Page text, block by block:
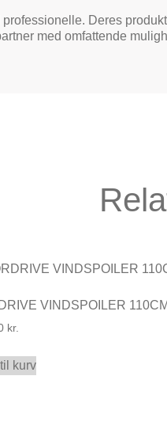
Deres
med omfattende
VINDSPOILER 110CM
kr.
kurv